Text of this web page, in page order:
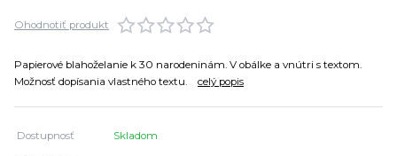
Ohodnotiť produkt
Papierové blahoželanie k 30 narodeninám. V obálke a vnútri s textom.
Možnosť dopísania vlastného textu. celý popis
Dostupnosť Skladom